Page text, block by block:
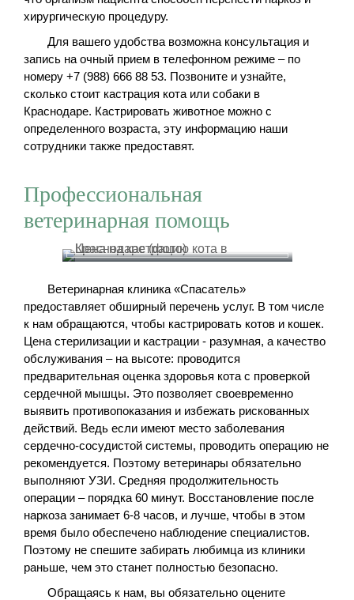
хирургическую процедуру.
Для вашего удобства возможна консультация и
запись на очный прием в телефонном режиме – по
номеру +7 (988) 666 88 53. Позвоните и узнайте,
сколько стоит кастрация кота или собаки в
Краснодаре. Кастрировать животное можно с
определенного возраста, эту информацию наши
сотрудники также предоставят.
Профессиональная
ветеринарная помощь
Ветеринарная клиника «Спасатель»
предоставляет обширный перечень услуг. В том числе
к нам обращаются, чтобы кастрировать котов и кошек.
Цена стерилизации и кастрации - разумная, а качество
обслуживания – на высоте: проводится
предварительная оценка здоровья кота с проверкой
сердечной мышцы. Это позволяет своевременно
выявить противопоказания и избежать рискованных
действий. Ведь если имеют место заболевания
сердечно-сосудистой системы, проводить операцию не
рекомендуется. Поэтому ветеринары обязательно
выполняют УЗИ. Средняя продолжительность
операции – порядка 60 минут. Восстановление после
наркоза занимает 6-8 часов, и лучше, чтобы в этом
время было обеспечено наблюдение специалистов.
Поэтому не спешите забирать любимца из клиники
раньше, чем это станет полностью безопасно.
Обращаясь к нам, вы обязательно оцените